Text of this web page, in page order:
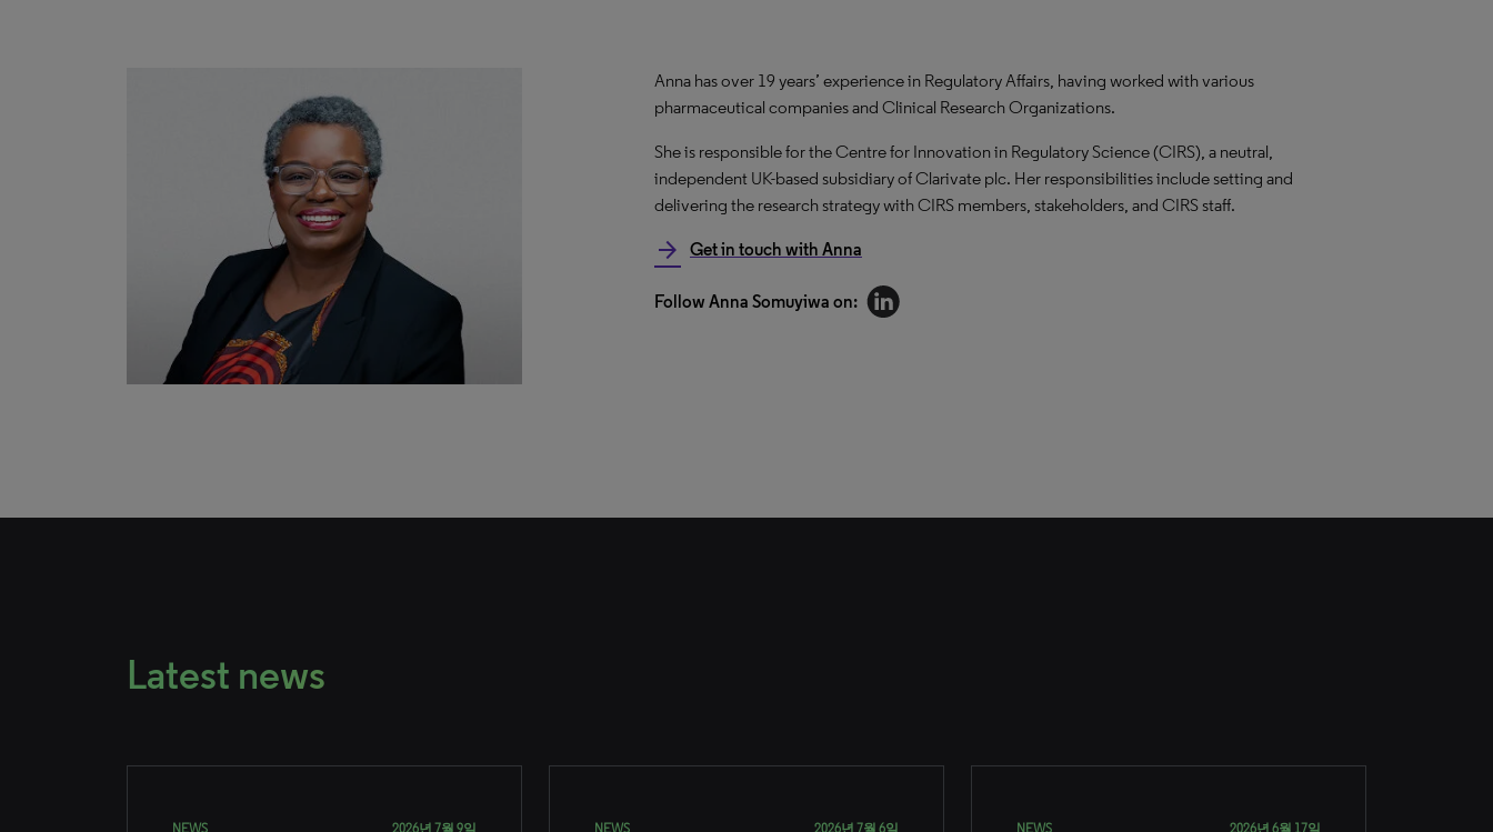
Anna has over 19 years’ experience in Regulatory Affairs, having worked with various
pharmaceutical companies and Clinical Research Organizations.
She is responsible for the Centre for Innovation in Regulatory Science (CIRS), a neutral,
independent UK-based subsidiary of Clarivate plc. Her responsibilities include setting and
delivering the research strategy with CIRS members, stakeholders, and CIRS staff.
arrow_forward Get in touch with Anna
Follow Anna Somuyiwa on:
Latest news
NEWS 2026년 7월 9일 NEWS 2026년 7월 6일 NEWS 2026년 6월 17일